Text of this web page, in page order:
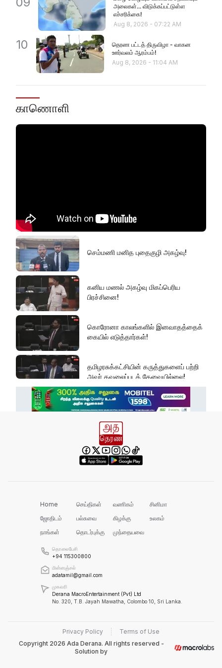
அலைகள்... விடுக்கப்பட்டுள்ள
எச்சரிக்கை!
Aug 8, 2026 - 07:22 AM
10
தெரண பட்டத் திருவிழா - வாகன
ஊர்வலம் ஆரம்பம்!
Aug 8, 2026 - 11:04 AM
காணொளி
செம்மணி மனித புதைகுழி அகழ்வு!
கனிய மணல் அகழ்வு மிகப்பெரிய
பிரச்சினை!
கொரோனா காலங்களில் இனவாதத்தைக்
கையில் எடுத்தார்கள்!
தமிழரசுக்கட்சியின் கருத்துகளைப் பற்றி
அவர் கவலைப்படத் தேவையில்லை!
இது அதனுடன் சம்பந்தப்பட்ட கேள்விதான்
பல மாணவர்களின் எதிர்காலம்
நாசமாகிறது!
தீண்டாமையாகும்!
தமிழர் பகுதிகளில் ஏன் இவ்வாறு
அரசின் மீது மேலும் சந்தேகத்தை
Home செய்திகள் வணிகம்
சினிமா
ஜோதிடம்
பல்சுவை கிழக்கு
உலகம்
நாங்கள்
தொடர்புக்கு முந்தையவை
தொலைபேசி
+94 115300800
மின்னஞ்சல்
adatamil@gmail.com
முகவரி
Derana MacroEntertainment (Pvt) Ltd
No. 320, T.B. Jayah Mawatha, Colombo 10, Sri Lanka.
Privacy Policy
Terms of Use
Copyright 2026 Ada Derana. All rights reserved -
Solution by